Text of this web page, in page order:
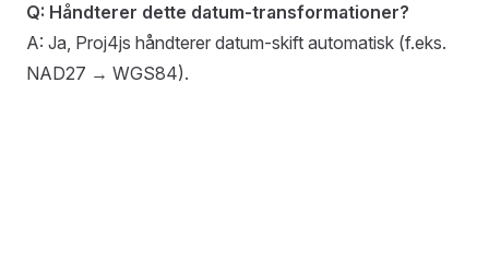
Q: Håndterer dette datum-transformationer?
A: Ja, Proj4js håndterer datum-skift automatisk (f.eks.
NAD27 → WGS84).